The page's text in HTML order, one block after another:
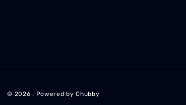
© 2026 . Powered by Chubby